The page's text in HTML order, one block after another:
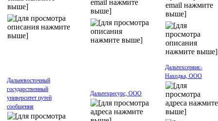
Дальневосточный
государственный
университет путей
сообщения
Дальтехресурс, ООО
Дальтехсервис-
Находка, ООО